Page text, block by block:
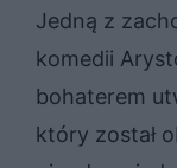
Jedną z
komedii
bohaterem
który został